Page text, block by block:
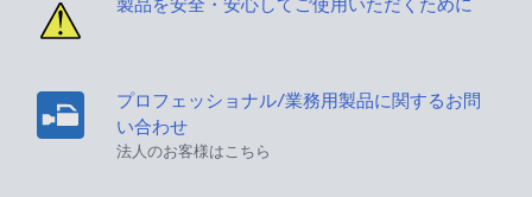
製品を安全・安心してご使用いただくために
プロフェッショナル/業務用製品に関するお問
い合わせ
法人のお客様はこちら